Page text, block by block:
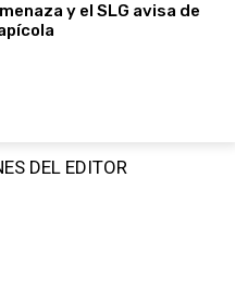
y el SLG avisa de
DEL EDITOR